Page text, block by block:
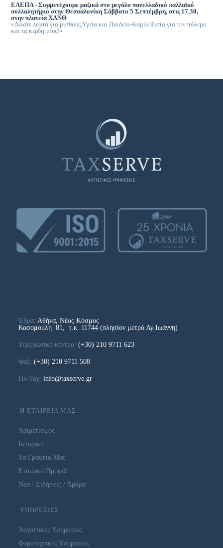
ΕΛΕΠΑ - Συμμετέχουμε μαζικά στο μεγάλο πανελλαδικό παλλαϊκό
συλλαλητήριο στην Θεσσαλονίκη Σάββατο 5 Σεπτέμβρη, στις 17.30,
στην πλατεία ΧΑΝΘ
«Δώστε λεφτά για μισθούς,Υγεία και Παιδεία-Καμία θυσία για τον πόλεμο
και τα κέρδη τους!»
Έδρα:Αθήνα, Νέος Κόσμος
Κασομούλη 81, τ.κ. 11744 (πλησίον μετρό Αγ.Ιωάννη)
Τηλεφωνικό κέντρο:(+30) 210 9711 623
Φαξ:(+30) 210 9711 508
Ηλ/Ταχ:info@taxserve.gr
Η ΕΤΑΙΡΕΙΑ ΜΑΣ
Χαιρετισμός
Ιστορικό
Τα Γραφεία Μας
Εταιρικό Προφίλ
Νέα / Ειδήσεις / Άρθρα
ΥΠΗΡΕΣΙΕΣ
Λογιστικές Υπηρεσίες
Φοροτεχνικές Υπηρεσίες